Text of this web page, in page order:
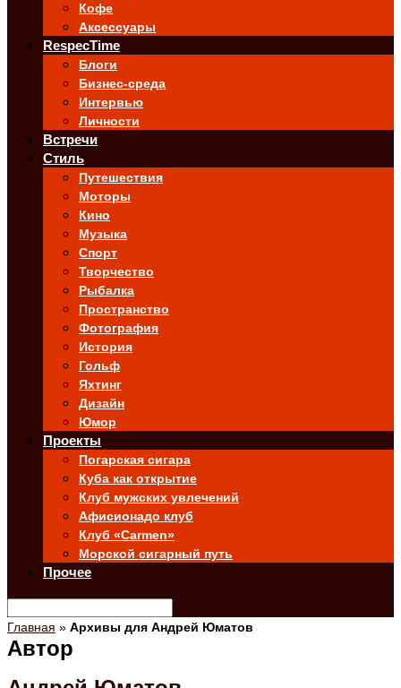
Кофе
Аксессуары
RespecTime
Блоги
Бизнес-среда
Интервью
Личности
Встречи
Стиль
Путешествия
Моторы
Кино
Музыка
Спорт
Творчество
Рыбалка
Пространство
Фотография
История
Гольф
Яхтинг
Дизайн
Юмор
Проекты
Погарская сигара
Куба как открытие
Клуб мужских увлечений
Афисионадо клуб
Клуб «Carmen»
Морской сигарный путь
Прочее
Главная » Архивы для Андрей Юматов
Автор